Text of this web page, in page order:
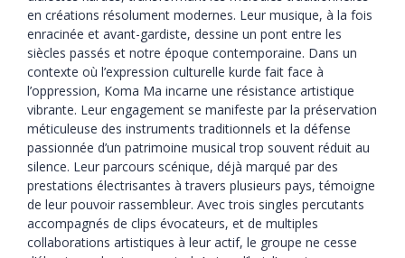
en créations résolument modernes. Leur musique, à la fois
enracinée et avant-gardiste, dessine un pont entre les
siècles passés et notre époque contemporaine. Dans un
contexte où l’expression culturelle kurde fait face à
l’oppression, Koma Ma incarne une résistance artistique
vibrante. Leur engagement se manifeste par la préservation
méticuleuse des instruments traditionnels et la défense
passionnée d’un patrimoine musical trop souvent réduit au
silence. Leur parcours scénique, déjà marqué par des
prestations électrisantes à travers plusieurs pays, témoigne
de leur pouvoir rassembleur. Avec trois singles percutants
accompagnés de clips évocateurs, et de multiples
collaborations artistiques à leur actif, le groupe ne cesse